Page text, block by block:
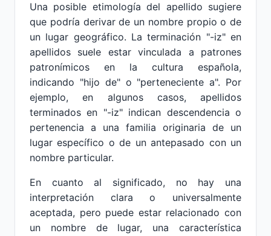
Una posible etimología del apellido sugiere
que podría derivar de un nombre propio o de
un lugar geográfico. La terminación "-iz" en
apellidos suele estar vinculada a patrones
patronímicos en la cultura española,
indicando "hijo de" o "perteneciente a". Por
ejemplo, en algunos casos, apellidos
terminados en "-iz" indican descendencia o
pertenencia a una familia originaria de un
lugar específico o de un antepasado con un
nombre particular.
En cuanto al significado, no hay una
interpretación clara o universalmente
aceptada, pero puede estar relacionado con
un nombre de lugar, una característica